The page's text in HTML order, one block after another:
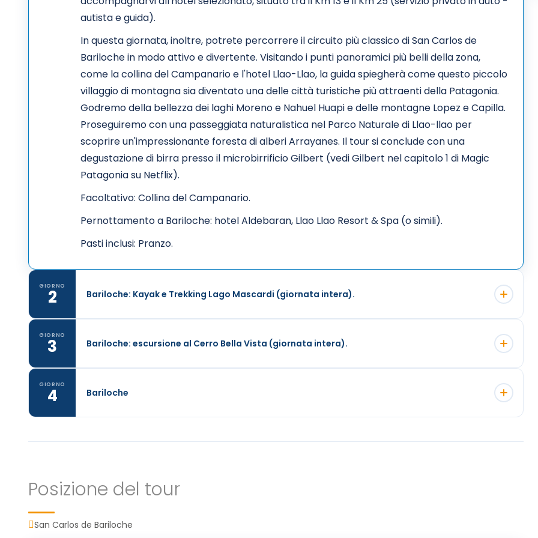
autista e guida).
In questa giornata, inoltre, potrete percorrere il circuito più classico di San Carlos de
Bariloche in modo attivo e divertente. Visitando i punti panoramici più belli della zona,
come la collina del Campanario e l'hotel Llao-Llao, la guida spiegherà come questo piccolo
villaggio di montagna sia diventato una delle città turistiche più attraenti della Patagonia.
Godremo della bellezza dei laghi Moreno e Nahuel Huapi e delle montagne Lopez e Capilla.
Proseguiremo con una passeggiata naturalistica nel Parco Naturale di Llao-llao per
scoprire un'impressionante foresta di alberi Arrayanes. Il tour si conclude con una
degustazione di birra presso il microbirrificio Gilbert (vedi Gilbert nel capitolo 1 di Magic
Patagonia su Netflix).
Facoltativo: Collina del Campanario.
Pernottamento a Bariloche: hotel Aldebaran, Llao Llao Resort & Spa (o simili).
Pasti inclusi: Pranzo.
GIORNO
2 Bariloche: Kayak e Trekking Lago Mascardi (giornata intera).
GIORNO
3 Bariloche: escursione al Cerro Bella Vista (giornata intera).
GIORNO
4 Bariloche
Posizione del tour
San Carlos de Bariloche